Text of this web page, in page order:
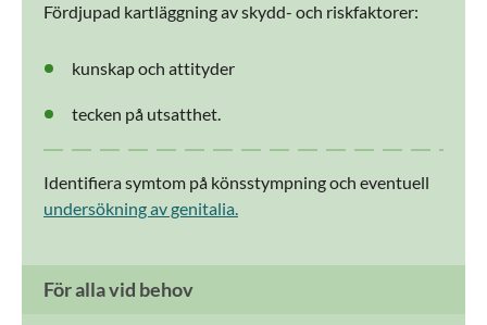
Fördjupad kartläggning av skydd- och riskfaktorer:
kunskap och attityder
tecken på utsatthet.
Identifiera symtom på könsstympning och eventuell
undersökning av genitalia.
För alla vid behov